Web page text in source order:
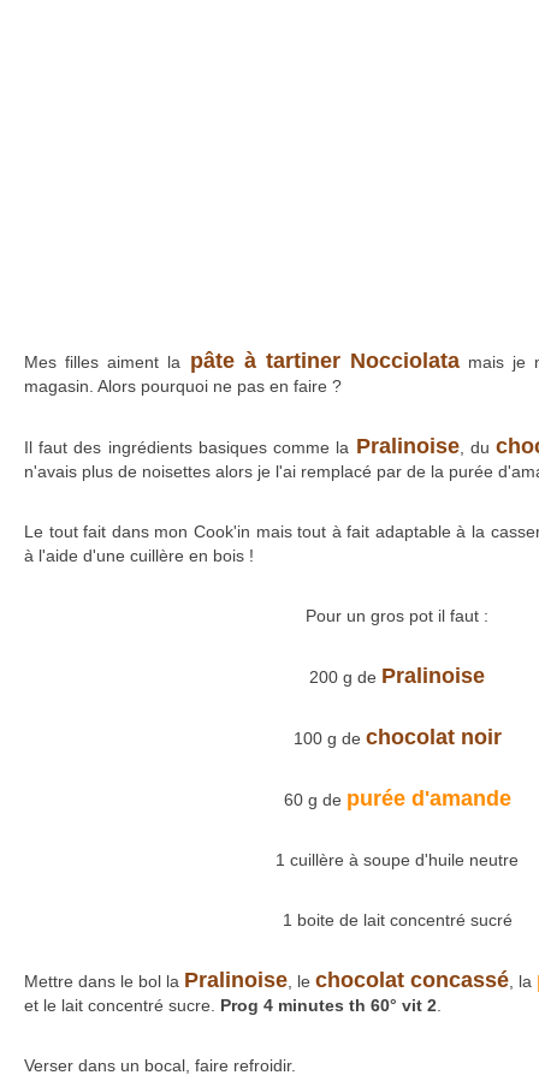
Mes filles aiment la pâte à tartiner Nocciolatamais je
magasin. Alors pourquoi ne pas en faire ?
Il faut des ingrédients basiques comme la Pralinoise, du
n'avais plus de noisettes alors je l'ai remplacé par de la purée
Le tout fait dans mon Cook'in mais tout à fait adaptable à la
à l'aide d'une cuillère en bois !
Pour un gros pot il faut :
200 g de Pralinoise
100 g de chocolat noir
60 g de purée d'amande
1 cuillère à soupe d'huile neutre
1 boite de lait concentré sucré
Mettre dans le bol la Pralinoise , le chocolat concassé , la
et le lait concentré sucre. Prog 4 minutes th 60° vit 2
Verser dans un bocal, faire refroidir.